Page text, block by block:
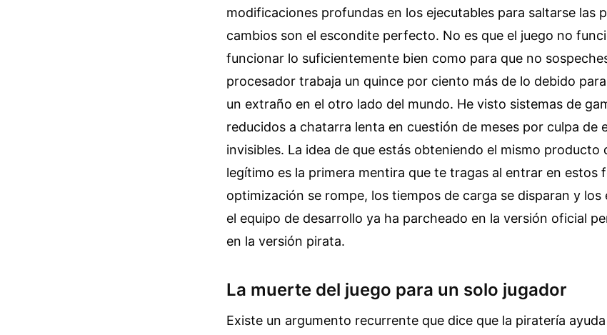
modificaciones profundas en los ejecutables para saltarse las
cambios son el escondite perfecto. No es que el juego no
funcionar lo suficientemente bien como para que no
procesador trabaja un quince por ciento más de lo debido
un extraño en el otro lado del mundo. He visto sistemas de
reducidos a chatarra lenta en cuestión de meses por culpa de
invisibles. La idea de que estás obteniendo el mismo producto
legítimo es la primera mentira que te tragas al entrar en estos
optimización se rompe, los tiempos de carga se disparan y
el equipo de desarrollo ya ha parcheado en la versión oficial
en la versión pirata.
La muerte del juego para un solo jugador
Existe un argumento recurrente que dice que la piratería